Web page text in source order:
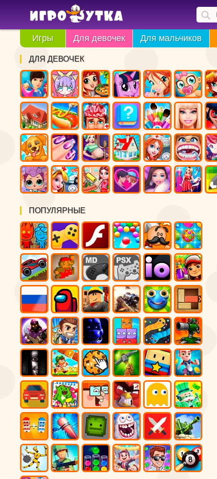
Игры Для девочек Для мальчиков
ДЛЯ ДЕВОЧЕК
ПОПУЛЯРНЫЕ